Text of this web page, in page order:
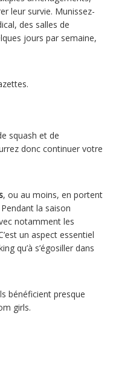
leur survie. Munissez-
des salles de
jours par semaine,
squash et de
donc continuer votre
, ou au moins, en portent
la saison
notamment les
un aspect essentiel
qu’à s’égosiller dans
bénéficient presque
girls.